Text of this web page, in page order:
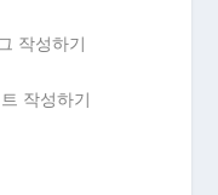
작성하기
작성하기